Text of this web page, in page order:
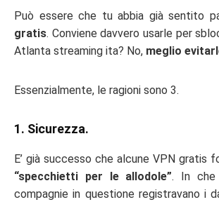
Può essere che tu abbia già sentito
gratis. Conviene davvero usarle per
Atlanta streaming ita? No, meglio
Essenzialmente, le ragioni sono 3.
1. Sicurezza.
E’ già successo che alcune VPN gratis
“specchietti per le allodole”. In che
compagnie in questione registravano i